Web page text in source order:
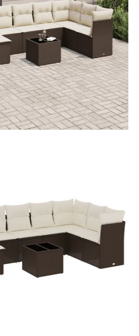
Подложки за фитнес уреди
Лостове за набиране
Силови кули
Йога и пилатес